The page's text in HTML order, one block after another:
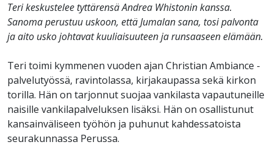
Teri keskustelee tyttärensä Andrea Whistonin kanssa.
Sanoma perustuu uskoon, että Jumalan sana, tosi palvonta
ja aito usko johtavat kuuliaisuuteen ja runsaaseen elämään.
Teri toimi kymmenen vuoden ajan Christian Ambiance -
palvelutyössä, ravintolassa, kirjakaupassa sekä kirkon
torilla. Hän on tarjonnut suojaa vankilasta vapautuneille
naisille vankilapalveluksen lisäksi. Hän on osallistunut
kansainväliseen työhön ja puhunut kahdessatoista
seurakunnassa Perussa.